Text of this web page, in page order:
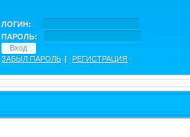
ЛОГИН:
ПАРОЛЬ:
ЗАБЫЛ ПАРОЛЬ | РЕГИСТРАЦИЯ